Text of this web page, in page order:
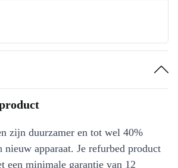
zijn duurzamer en tot wel 40%
nieuw apparaat. Je refurbed product
een minimale garantie van 12